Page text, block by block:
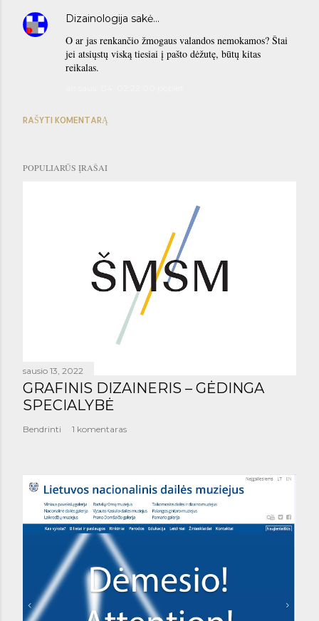
Dizainologija sakė…
O ar jas renkančio žmogaus valandos nemokamos? Štai
jei atsiųstų viską tiesiai į pašto dėžutę, būtų kitas
reikalas.
RAŠYTI KOMENTARĄ
POPULIARŪS ĮRAŠAI
sausio 13, 2022
GRAFINIS DIZAINERIS – GĖDINGA
SPECIALYBĖ
Bendrinti 1 komentaras